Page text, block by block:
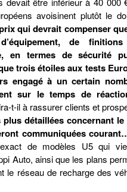
avoisinent plutôt le
qui devrait compenser
de
en termes de sécurité
trois étoiles aux tests
engagé à un certain
sur le temps de
t-il à rassurer clients et
détaillées concernant
communiquées
de modèles U5 qui
Auto, ainsi que les plans
le réseau de recharge des